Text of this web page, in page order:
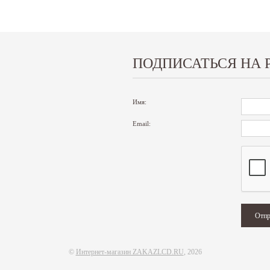
ПОДПИСАТЬСЯ НА
Имя:
Email:
© Интернет-магазин ZAKAZLCD.RU, 2026